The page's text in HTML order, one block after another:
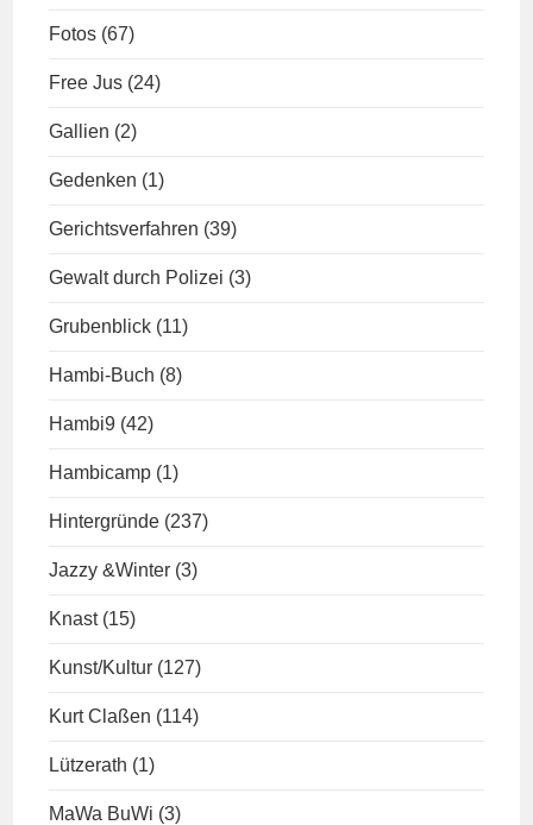
Fotos (67)
Free Jus (24)
Gallien (2)
Gedenken (1)
Gerichtsverfahren (39)
Gewalt durch Polizei (3)
Grubenblick (11)
Hambi-Buch (8)
Hambi9 (42)
Hambicamp (1)
Hintergründe (237)
Jazzy &Winter (3)
Knast (15)
Kunst/Kultur (127)
Kurt Claßen (114)
Lützerath (1)
MaWa BuWi (3)